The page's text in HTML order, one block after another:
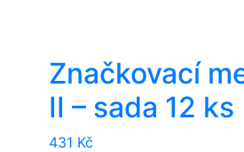
Značkovací
II – sada 12 ks
431 Kč